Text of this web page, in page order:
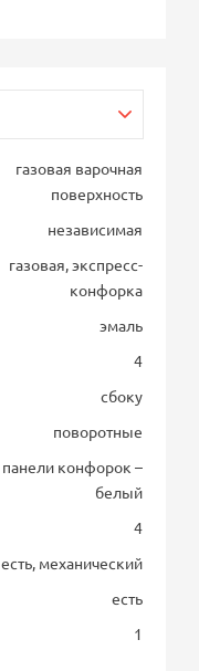
газовая варочная
поверхность
независимая
газовая, экспресс-
конфорка
эмаль
4
сбоку
поворотные
панели конфорок –
белый
4
есть, механический
есть
1